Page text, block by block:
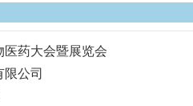
医药大会暨展览会
公司